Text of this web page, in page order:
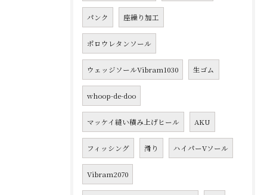
パンク 座繰り加工
ポロウレタンソール
ウェッジソールVibram1030 生ゴム
whoop-de-doo
マッケイ縫い積み上げヒール AKU
フィッシング 滑り ハイパーVソール
Vibram2070